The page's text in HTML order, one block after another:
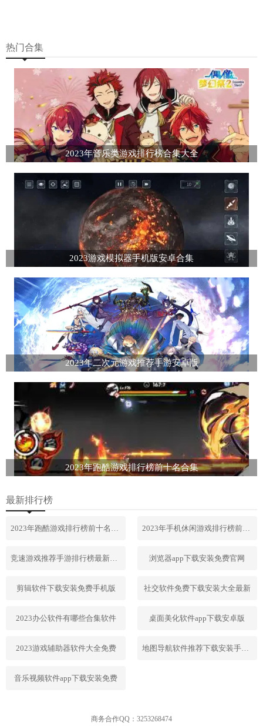
热门合集
2023年音乐类游戏排行榜合集大全
2023游戏模拟器手机版安卓合集
2023年二次元游戏推荐手游安卓版
2023年跑酷游戏排行榜前十名合集
最新排行榜
2023年跑酷游戏排行榜前十名合集 2023年手机休闲游戏排行榜前十名
竞速游戏推荐手游排行榜最新2023 浏览器app下载安装免费官网
剪辑软件下载安装免费手机版 社交软件免费下载安装大全最新
2023办公软件有哪些合集软件 桌面美化软件app下载安卓版
2023游戏辅助器软件大全免费 地图导航软件推荐下载安装手机版
音乐视频软件app下载安装免费
商务合作QQ：3253268474